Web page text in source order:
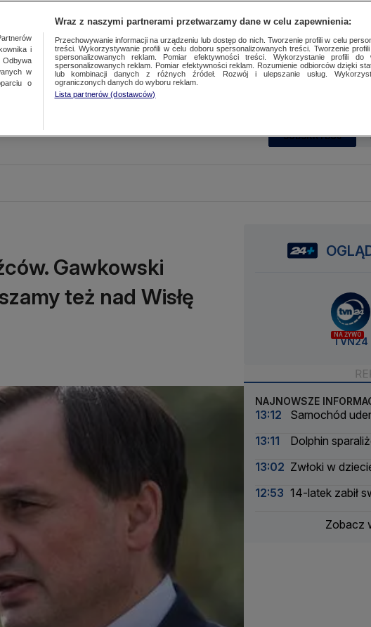
SUBSKRYBUJ
Gawkowski
też nad Wisłę
NA ŻYWO
TVN24
NAJNOWSZE
13:12
Samochód
13:11
Dolphin
13:02 Zwłoki w
12:53 14-latek zabił
Zobacz
i
Odbywa
w
o
Wraz z naszymi partnerami przetwarzamy dane w celu zapewnienia:
Przechowywanie informacji na urządzeniu lub dostęp do nich. Tworzenie profili w celu
treści. Wykorzystywanie profili w celu doboru spersonalizowanych treści. Tworzenie
spersonalizowanych reklam. Pomiar efektywności treści. Wykorzystanie profili do
spersonalizowanych reklam. Pomiar efektywności reklam. Rozumienie odbiorców dzięki
lub kombinacji danych z różnych źródeł. Rozwój i ulepszanie usług.
ograniczonych danych do wyboru reklam.
Lista partnerów (dostawców)